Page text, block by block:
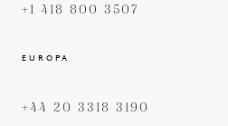
+1 418 800 3507
EUROPA
+44 20 3318 3190